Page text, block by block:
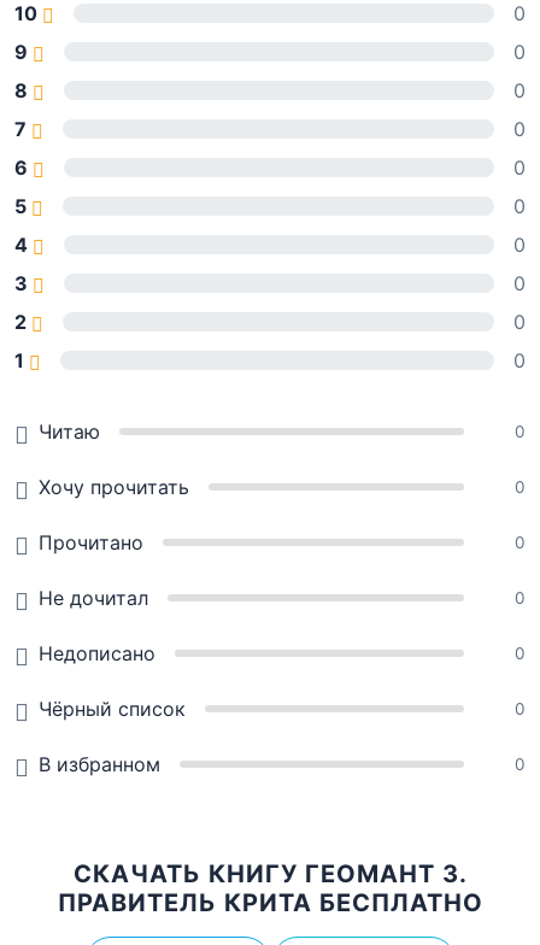
10
0
9
0
8
0
7
0
6
0
5
0
4
0
3
0
2
0
1
0
Читаю 0
Хочу прочитать 0
Прочитано 0
Не дочитал 0
Недописано 0
Чёрный список 0
В избранном 0
СКАЧАТЬ КНИГУ ГЕОМАНТ 3.
ПРАВИТЕЛЬ КРИТА БЕСПЛАТНО